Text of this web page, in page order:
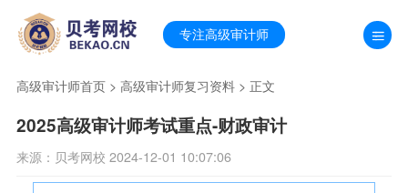
专注高级审计师
高级审计师首页> 高级审计师复习资料> 正文
2025高级审计师考试重点-财政审计
来源：贝考网校 2024-12-01 10:07:06